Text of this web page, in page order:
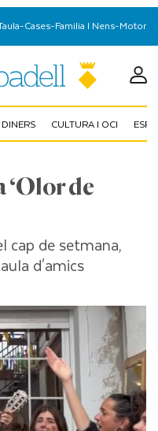
-Cases-Familia I Nens-Motor
DINERS CULTURA I OCI
de
cap de setmana,
d'amics